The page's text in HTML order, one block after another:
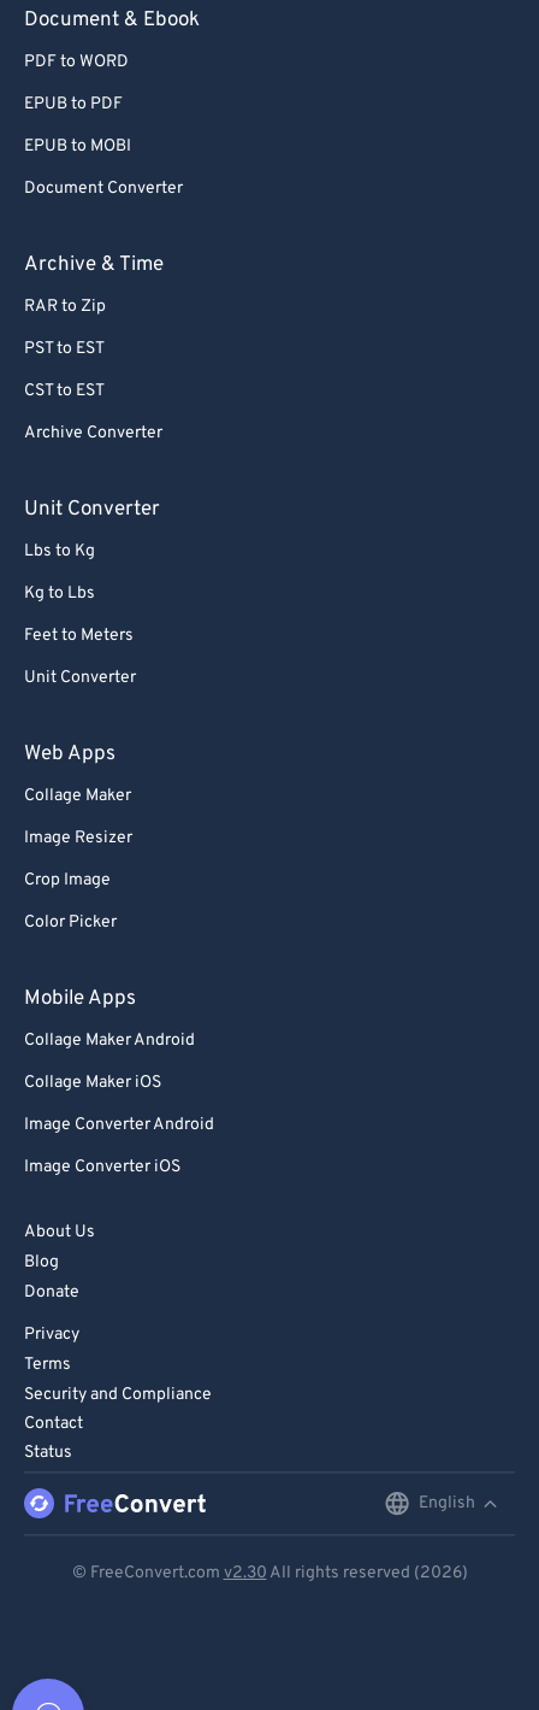
Document & Ebook
PDF to WORD
EPUB to PDF
EPUB to MOBI
Document Converter
Archive & Time
RAR to Zip
PST to EST
CST to EST
Archive Converter
Unit Converter
Lbs to Kg
Kg to Lbs
Feet to Meters
Unit Converter
Web Apps
Collage Maker
Image Resizer
Crop Image
Color Picker
Mobile Apps
Collage Maker Android
Collage Maker iOS
Image Converter Android
Image Converter iOS
About Us
Blog
Donate
Privacy
Terms
Security and Compliance
Contact
Status
English
© FreeConvert.com v2.30 All rights reserved (2026)